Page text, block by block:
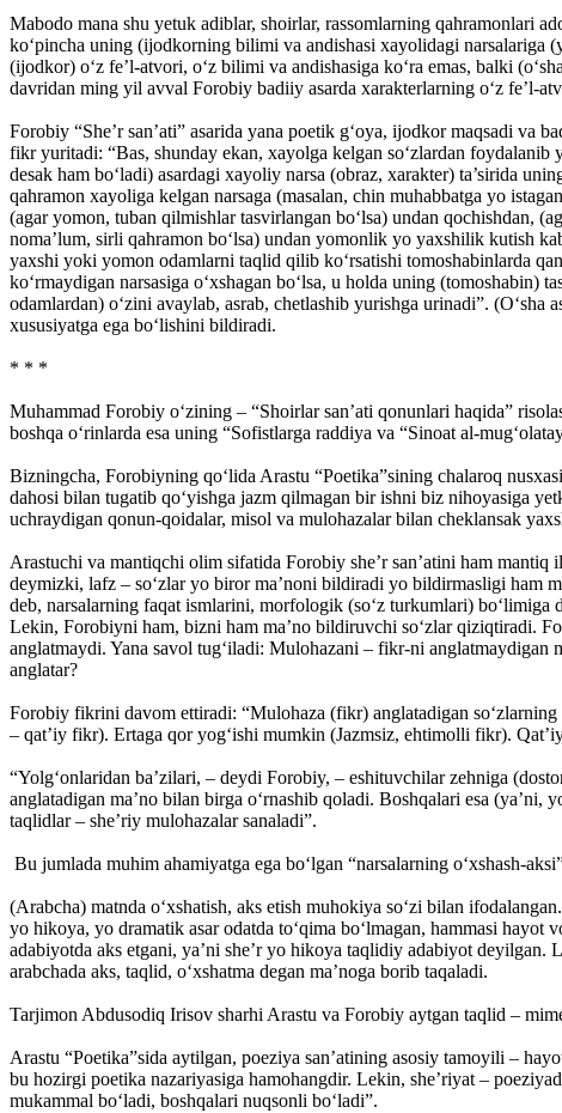
Mabodo mana shu yetuk adiblar, shoirlar, rassomlarning qahramonlari
ko‘pincha uning (ijodkorning bilimi va andishasi xayolidagi narsalariga
(ijodkor) o‘z fe’l-atvori, o‘z bilimi va andishasiga ko‘ra emas, balki
davridan ming yil avval Forobiy badiiy asarda xarakterlarning o‘z fe’l-
Forobiy “She’r san’ati” asarida yana poetik g‘oya, ijodkor maqsadi va
fikr yuritadi: “Bas, shunday ekan, xayolga kelgan so‘zlardan
desak ham bo‘ladi) asardagi xayoliy narsa (obraz, xarakter) ta’sirida
qahramon xayoliga kelgan narsaga (masalan, chin muhabbatga yo
(agar yomon, tuban qilmishlar tasvirlangan bo‘lsa) undan qochishdan,
noma’lum, sirli qahramon bo‘lsa) undan yomonlik yo yaxshilik kutish
yaxshi yoki yomon odamlarni taqlid qilib ko‘rsatishi tomoshabinlarda
ko‘rmaydigan narsasiga o‘xshagan bo‘lsa, u holda uning (tomoshabin)
odamlardan) o‘zini avaylab, asrab, chetlashib yurishga urinadi”.
xususiyatga ega bo‘lishini bildiradi.
* * *
Muhammad Forobiy o‘zining – “Shoirlar san’ati qonunlari haqida”
boshqa o‘rinlarda esa uning “Sofistlarga raddiya va “Sinoat al-
Bizningcha, Forobiyning qo‘lida Arastu “Poetika”sining chalaroq
dahosi bilan tugatib qo‘yishga jazm qilmagan bir ishni biz nihoyasiga
uchraydigan qonun-qoidalar, misol va mulohazalar bilan cheklansak
Arastuchi va mantiqchi olim sifatida Forobiy she’r san’atini ham
deymizki, lafz – so‘zlar yo biror ma’noni bildiradi yo bildirmasligi ham
deb, narsalarning faqat ismlarini, morfologik (so‘z turkumlari)
Lekin, Forobiyni ham, bizni ham ma’no bildiruvchi so‘zlar qiziqtiradi.
anglatmaydi. Yana savol tug‘iladi: Mulohazani – fikr-ni
anglatar?
Forobiy fikrini davom ettiradi: “Mulohaza (fikr) anglatadigan
– qat’iy fikr). Ertaga qor yog‘ishi mumkin (Jazmsiz, ehtimolli fikr).
“Yolg‘onlaridan ba’zilari, – deydi Forobiy, – eshituvchilar zehniga
anglatadigan ma’no bilan birga o‘rnashib qoladi. Boshqalari esa
taqlidlar – she’riy mulohazalar sanaladi”.
Bu jumlada muhim ahamiyatga ega bo‘lgan “narsalarning o‘xshash-
(Arabcha) matnda o‘xshatish, aks etish muhokiya so‘zi bilan
yo hikoya, yo dramatik asar odatda to‘qima bo‘lmagan, hammasi
adabiyotda aks etgani, ya’ni she’r yo hikoya taqlidiy adabiyot
arabchada aks, taqlid, o‘xshatma degan ma’noga borib taqaladi.
Tarjimon Abdusodiq Irisov sharhi Arastu va Forobiy aytgan taqlid –
Arastu “Poetika”sida aytilgan, poeziya san’atining asosiy tamoyili –
bu hozirgi poetika nazariyasiga hamohangdir. Lekin, she’riyat –
mukammal bo‘ladi, boshqalari nuqsonli bo‘ladi”.